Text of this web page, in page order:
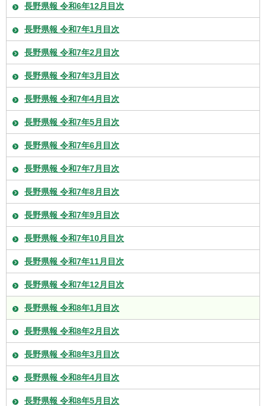
長野県報 令和6年12月目次
長野県報 令和7年1月目次
長野県報 令和7年2月目次
長野県報 令和7年3月目次
長野県報 令和7年4月目次
長野県報 令和7年5月目次
長野県報 令和7年6月目次
長野県報 令和7年7月目次
長野県報 令和7年8月目次
長野県報 令和7年9月目次
長野県報 令和7年10月目次
長野県報 令和7年11月目次
長野県報 令和7年12月目次
長野県報 令和8年1月目次
長野県報 令和8年2月目次
長野県報 令和8年3月目次
長野県報 令和8年4月目次
長野県報 令和8年5月目次